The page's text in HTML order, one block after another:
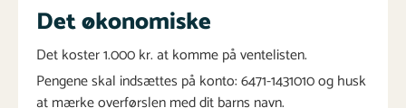
Det økonomiske
Det koster 1.000 kr. at komme på ventelisten.
Pengene skal indsættes på konto: 6471-1431010 og husk
at mærke overførslen med dit barns navn.